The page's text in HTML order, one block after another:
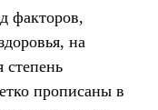
факторов,
на
степень
прописаны в